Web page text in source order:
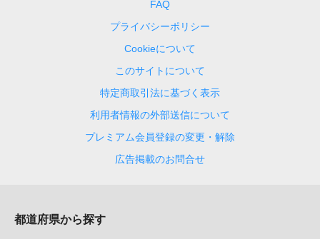
FAQ
プライバシーポリシー
Cookieについて
このサイトについて
特定商取引法に基づく表示
利用者情報の外部送信について
プレミアム会員登録の変更・解除
広告掲載のお問合せ
都道府県から探す